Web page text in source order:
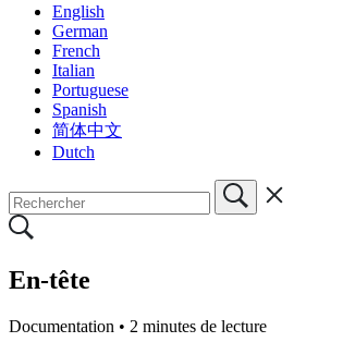
English
German
French
Italian
Portuguese
Spanish
简体中文
Dutch
En-tête
Documentation • 2 minutes de lecture